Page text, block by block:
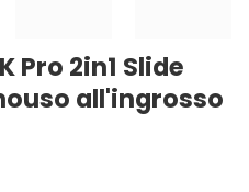
Pro 2in1 Slide
all'ingrosso